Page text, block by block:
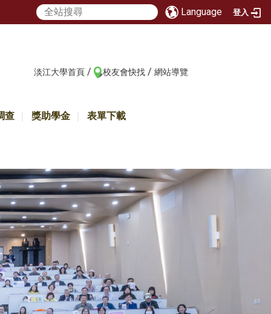
Language 登入
淡江大學首頁 / 校友會快找 / 網站導覽
查 獎助學金 表單下載